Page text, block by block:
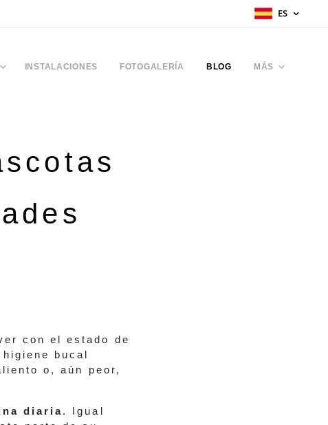
ES
INSTALACIONES FOTOGALERÍA BLOG MÁS
con el estado de
bucal
o, aún peor,
diaria. Igual